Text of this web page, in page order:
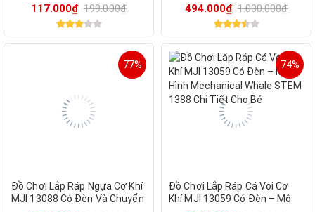
mặt, chống mưa
117.000₫ 199.000₫
Tiết494.000₫ 1.000.000₫
77%
Đồ Chơi Lắp Ráp Ngựa Cơ Khí
MJI 13088 Có Đèn Và Chuyển
74%
Đồ Chơi Lắp Ráp Cá Voi Cơ
Khí MJI 13059 Có Đèn – Mô